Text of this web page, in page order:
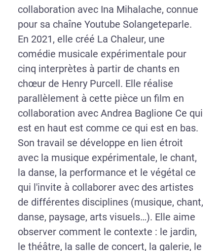
collaboration avec Ina Mihalache, connue
pour sa chaîne Youtube Solangeteparle.
En 2021, elle créé La Chaleur, une
comédie musicale expérimentale pour
cinq interprètes à partir de chants en
chœur de Henry Purcell. Elle réalise
parallèlement à cette pièce un film en
collaboration avec Andrea Baglione Ce qui
est en haut est comme ce qui est en bas.
Son travail se développe en lien étroit
avec la musique expérimentale, le chant,
la danse, la performance et le végétal ce
qui l'invite à collaborer avec des artistes
de différentes disciplines (musique, chant,
danse, paysage, arts visuels…). Elle aime
observer comment le contexte : le jardin,
le théâtre, la salle de concert, la galerie, le